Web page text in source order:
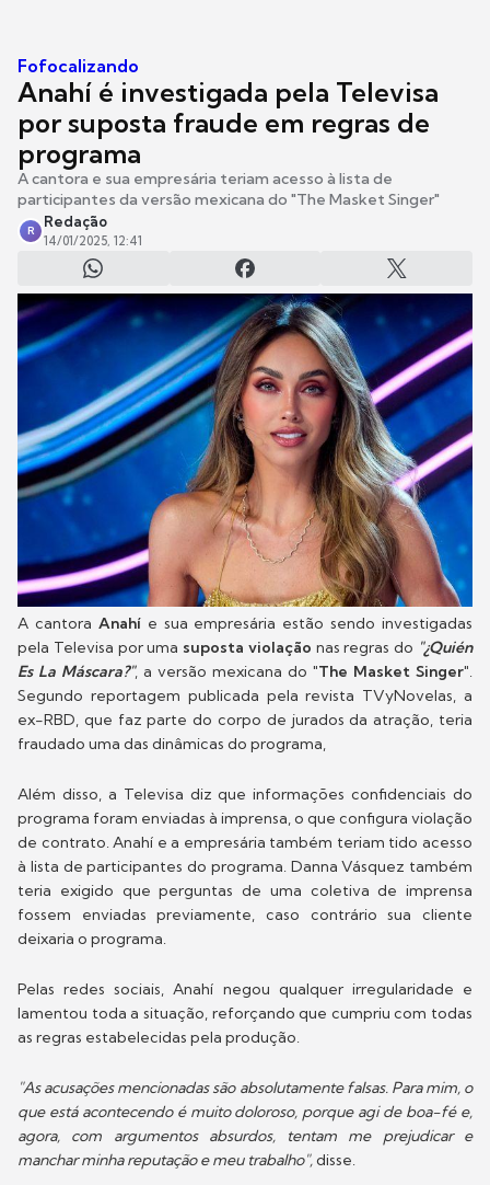
Fofocalizando
Anahí é investigada pela Televisa
por suposta fraude em regras de
programa
A cantora e sua empresária teriam acesso à lista de
participantes da versão mexicana do "The Masket Singer"
R
Redação
14/01/2025, 12:41
A cantora Anahí e sua empresária estão sendo investigadas
pela Televisa por uma suposta violação nas regras do "¿Quién
Es La Máscara?", a versão mexicana do "The Masket Singer".
Segundo reportagem publicada pela revista TVyNovelas, a
ex-RBD, que faz parte do corpo de jurados da atração, teria
fraudado uma das dinâmicas do programa,
Além disso, a Televisa diz que informações confidenciais do
programa foram enviadas à imprensa, o que configura violação
de contrato. Anahí e a empresária também teriam tido acesso
à lista de participantes do programa. Danna Vásquez também
teria exigido que perguntas de uma coletiva de imprensa
fossem enviadas previamente, caso contrário sua cliente
deixaria o programa.
Pelas redes sociais, Anahí negou qualquer irregularidade e
lamentou toda a situação, reforçando que cumpriu com todas
as regras estabelecidas pela produção.
"As acusações mencionadas são absolutamente falsas. Para mim, o
que está acontecendo é muito doloroso, porque agi de boa-fé e,
agora, com argumentos absurdos, tentam me prejudicar e
manchar minha reputação e meu trabalho",disse.